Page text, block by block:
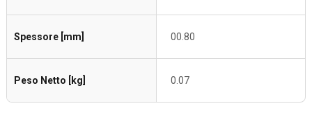
Spessore [mm] 00.80
Peso Netto [kg] 0.07